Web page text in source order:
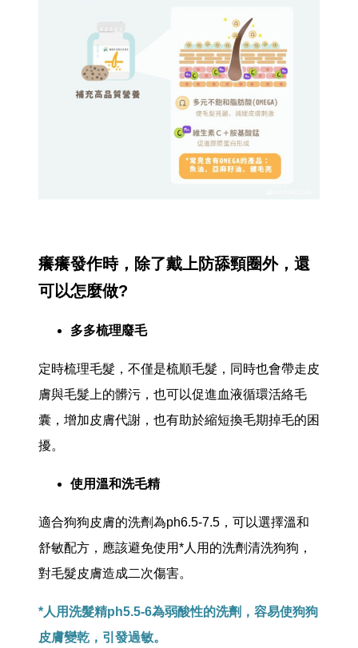
癢癢發作時，除了戴上防舔頸圈外，還
可以怎麼做?
多多梳理廢毛
定時梳理毛髮，不僅是梳順毛髮，同時也會帶走皮
膚與毛髮上的髒污，也可以促進血液循環活絡毛
囊，增加皮膚代謝，也有助於縮短換毛期掉毛的困
擾。
使用溫和洗毛精
適合狗狗皮膚的洗劑為ph6.5-7.5，可以選擇溫和
舒敏配方，應該避免使用*人用的洗劑清洗狗狗，
對毛髮皮膚造成二次傷害。
*人用洗髮精ph5.5-6為弱酸性的洗劑，容易使狗狗
皮膚變乾，引發過敏。